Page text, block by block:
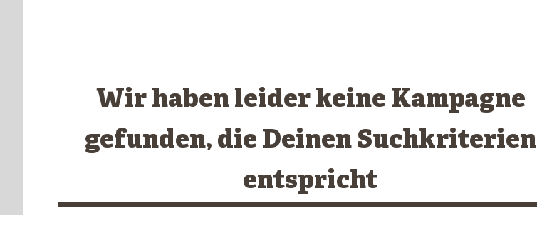
Wir haben leider keine Kampagne
gefunden, die Deinen Suchkriterien
entspricht